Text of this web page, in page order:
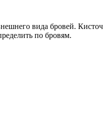
вида бровей.
по бровям.